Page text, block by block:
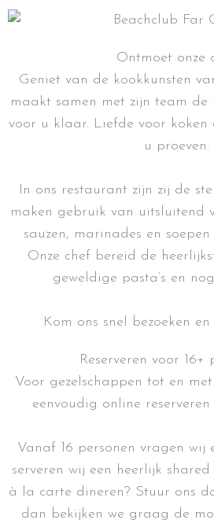
Ontmoet onze
Geniet van de kookkunsten
maakt samen met zijn team de
voor u klaar. Liefde voor koken
u proeven.
In ons restaurant zijn zij de
maken gebruik van uitsluitend
sauzen, marinades en
Onze chef bereid de
geweldige pasta’s en
Kom ons snel bezoeken
Reserveren voor 16+
Voor gezelschappen tot en
eenvoudig online reserveren
Vanaf 16 personen vragen wij
serveren wij een heerlijk
à la carte dineren? Stuur ons
dan bekijken we graag de